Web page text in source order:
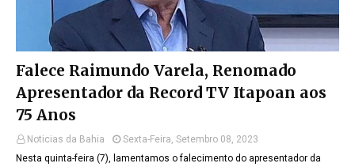
Falece Raimundo Varela, Renomado
Apresentador da Record TV Itapoan aos
75 Anos
Noticias da Bahia
Sexta-Feira, Setembro 08, 2023
Nesta quinta-feira (7), lamentamos o falecimento do apresentador da